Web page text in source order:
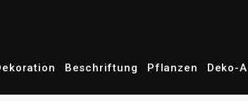
Beschriftung Pflanzen Deko-